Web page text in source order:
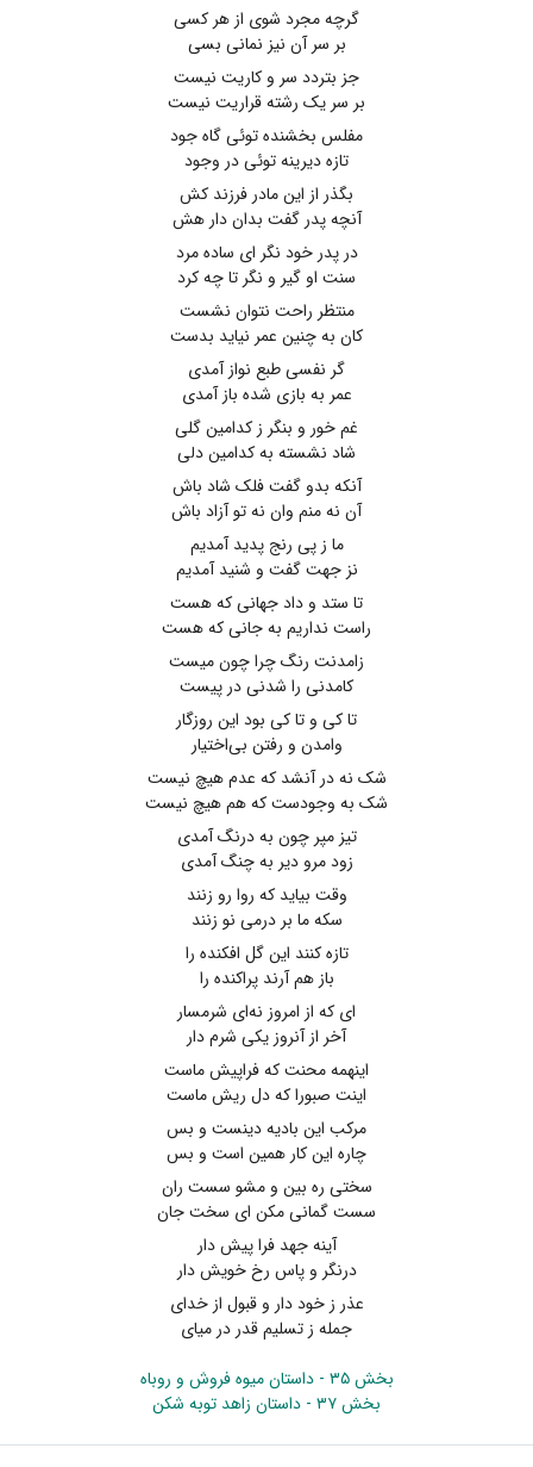
گرچه مجرد شوی از هر کسی
بر سر آن نیز نمانی بسی
جز بتردد سر و کاریت نیست
بر سر یک رشته قراریت نیست
مفلس بخشنده توئی گاه جود
تازه دیرینه توئی در وجود
بگذر از این مادر فرزند کش
آنچه پدر گفت بدان دار هش
در پدر خود نگر ای ساده مرد
سنت او گیر و نگر تا چه کرد
منتظر راحت نتوان نشست
کان به چنین عمر نیاید بدست
گر نفسی طبع نواز آمدی
عمر به بازی شده باز آمدی
غم خور و بنگر ز کدامین گلی
شاد نشسته به کدامین دلی
آنکه بدو گفت فلک شاد باش
آن نه منم وان نه تو آزاد باش
ما ز پی رنج پدید آمدیم
نز جهت گفت و شنید آمدیم
تا ستد و داد جهانی که هست
راست نداریم به جانی که هست
زامدنت رنگ چرا چون میست
کامدنی را شدنی در پیست
تا کی و تا کی بود این روزگار
وامدن و رفتن بی‌اختیار
شک نه در آنشد که عدم هیچ نیست
شک به وجودست که هم هیچ نیست
تیز مپر چون به درنگ آمدی
زود مرو دیر به چنگ آمدی
وقت بیاید که روا رو زنند
سکه ما بر درمی نو زنند
تازه کنند این گل افکنده را
باز هم آرند پراکنده را
ای که از امروز نه‌ای شرمسار
آخر از آنروز یکی شرم دار
اینهمه محنت که فراپیش ماست
اینت صبورا که دل ریش ماست
مرکب این بادیه دینست و بس
چاره این کار همین است و بس
سختی ره بین و مشو سست ران
سست گمانی مکن ای سخت جان
آینه جهد فرا پیش دار
درنگر و پاس رخ خویش دار
عذر ز خود دار و قبول از خدای
جمله ز تسلیم قدر در میای
بخش ۳۵ - داستان میوه فروش و روباه
بخش ۳۷ - داستان زاهد توبه شکن